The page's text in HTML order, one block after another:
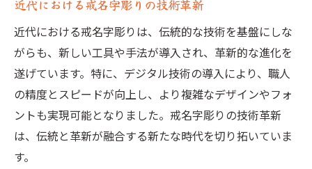
若い世代に技術を伝える取り組み
戒名字彫りの職人の一日の流れ
技術向上のための努力と挑戦
戒名字彫りの職人同士の絆と競争
地域社会への貢献と戒名字彫り
情熱を持ち続けるための取り組み
近代における戒名字彫りの技術革新
近代における戒名字彫りは、伝統的な技術を基盤にしな
がらも、新しい工具や手法が導入され、革新的な進化を
遂げています。特に、デジタル技術の導入により、職人
の精度とスピードが向上し、より複雑なデザインやフォ
ントも実現可能となりました。戒名字彫りの技術革新
は、伝統と革新が融合する新たな時代を切り拓いていま
す。